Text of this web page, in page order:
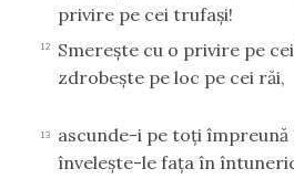
privire pe cei trufaşi!
12 Smereşte cu o privire pe cei
zdrobeşte pe loc pe cei răi,
13
ascunde-i pe toţi împreună
înveleşte-le faţa în